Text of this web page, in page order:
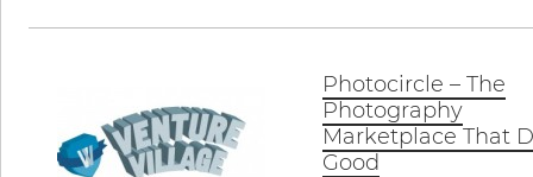
Photocircle – The
Photography
Marketplace That
Good